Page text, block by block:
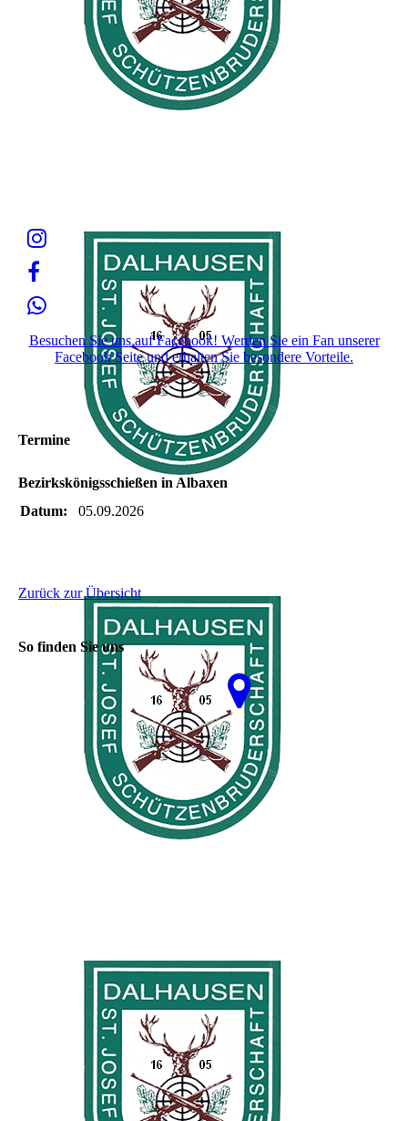
Besuchen Sie uns auf Facebook! Werden Sie ein Fan unserer
Facebook Seite und erhalten Sie besondere Vorteile.
Termine
Bezirkskönigsschießen in Albaxen
Datum:
05.09.2026
Zurück zur Übersicht
So finden Sie uns